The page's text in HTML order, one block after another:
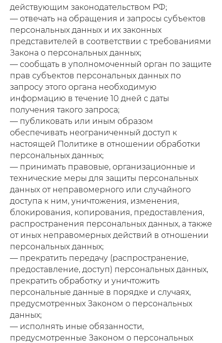
действующим законодательством РФ;
— отвечать на обращения и запросы субъектов
персональных данных и их законных
представителей в соответствии с требованиями
Закона о персональных данных;
— сообщать в уполномоченный орган по защите
прав субъектов персональных данных по
запросу этого органа необходимую
информацию в течение 10 дней с даты
получения такого запроса;
— публиковать или иным образом
обеспечивать неограниченный доступ к
настоящей Политике в отношении обработки
персональных данных;
— принимать правовые, организационные и
технические меры для защиты персональных
данных от неправомерного или случайного
доступа к ним, уничтожения, изменения,
блокирования, копирования, предоставления,
распространения персональных данных, а также
от иных неправомерных действий в отношении
персональных данных;
— прекратить передачу (распространение,
предоставление, доступ) персональных данных,
прекратить обработку и уничтожить
персональные данные в порядке и случаях,
предусмотренных Законом о персональных
данных;
— исполнять иные обязанности,
предусмотренные Законом о персональных